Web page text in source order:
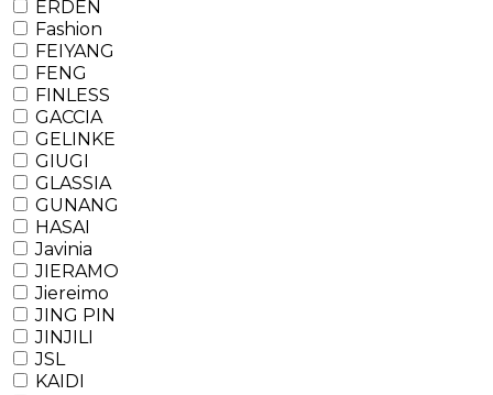
ERDEN
Fashion
FEIYANG
FENG
FINLESS
GACCIA
GELINKE
GIUGI
GLASSIA
GUNANG
HASAI
Javinia
JIERAMO
Jiereimo
JING PIN
JINJILI
JSL
KAIDI